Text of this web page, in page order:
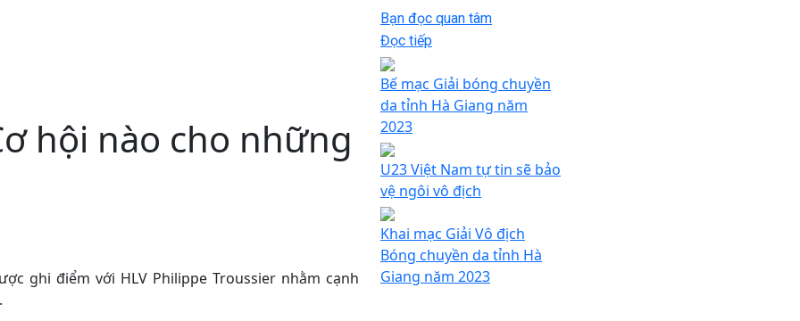
hội nào cho những
ghi điểm với HLV Philippe Troussier nhằm cạnh
Bạn đọc quan tâm
Đọc tiếp
Bế mạc Giải bóng chuyền
da tỉnh Hà Giang năm
2023
U23 Việt Nam tự tin sẽ bảo
vệ ngôi vô địch
Khai mạc Giải Vô địch
Bóng chuyền da tỉnh Hà
Giang năm 2023